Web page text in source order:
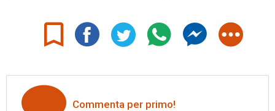
Commenta per primo!